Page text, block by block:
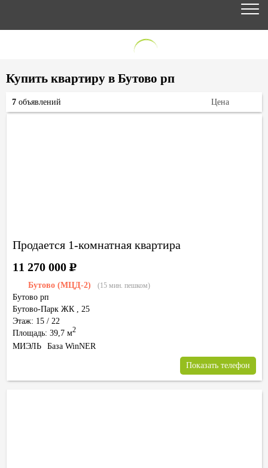
Купить квартиру в Бутово рп
Продается 1-комнатная квартира
Бутово (МЦД-2) (15 мин. пешком)
Бутово рп
Бутово-Парк ЖК, 25
Этаж: 15 / 22
Площадь: 39,7 м2
11 270 000Р
МИЭЛЬ База WinNER
Показать телефон
7 объявлений Цена